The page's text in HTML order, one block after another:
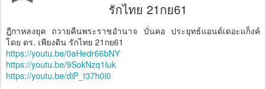
รักไทย 21กย61
ฎีกาหลงยุค ถวายคืนพระราชอำนาจ บั่นคอ ประยุทธ์แอนด์เดอะแก็งค์
โดย ดร. เพียงดิน รักไทย 21กย61
https://youtu.be/0aHedr66bNY
https://youtu.be/9SokNzq1luk
https://youtu.be/diP_t37h0i0